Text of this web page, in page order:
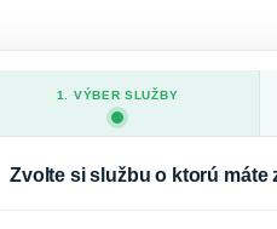
1. VÝBER SLUŽBY
Zvolte si službu o ktorú máte